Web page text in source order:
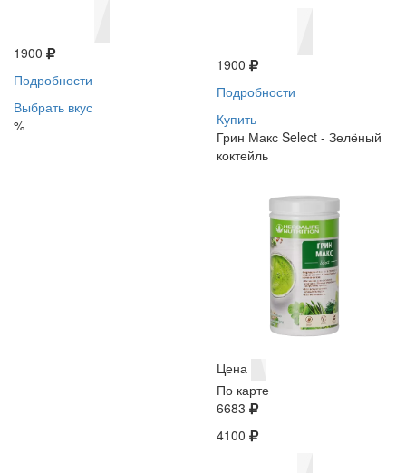
1900
Подробности
Выбрать вкус
%
1900
Подробности
Купить
Грин Макс Select - Зелёный
коктейль
Цена
По карте
6683
4100